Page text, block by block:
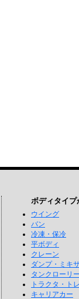
ボディタイプ
ウイング
バン
冷凍・保冷
平ボディ
クレーン
ダンプ・ミキ
タンクローリ
トラクタ・ト
キャリアカー